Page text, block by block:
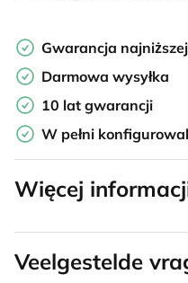
Gwarancja
Darmowa wysyłka
10 lat gwarancji
W pełni
Więcej
Veelgestelde